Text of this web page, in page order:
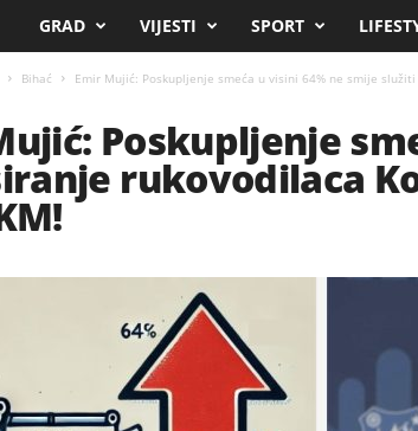
i
c
a
GRAD VIJESTI SPORT
Bihać Emir Mujić: Poskupljenje smeća u visini 64% ne smije
Poskupljenje
rukovodilaca